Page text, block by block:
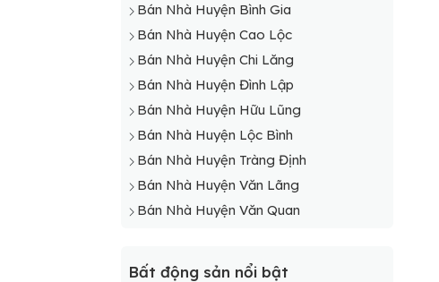
Bán Nhà Huyện Bình Gia
Bán Nhà Huyện Cao Lộc
Bán Nhà Huyện Chi Lăng
Bán Nhà Huyện Đình Lập
Bán Nhà Huyện Hữu Lũng
Bán Nhà Huyện Lộc Bình
Bán Nhà Huyện Tràng Định
Bán Nhà Huyện Văn Lãng
Bán Nhà Huyện Văn Quan
Bất động sản nổi bật